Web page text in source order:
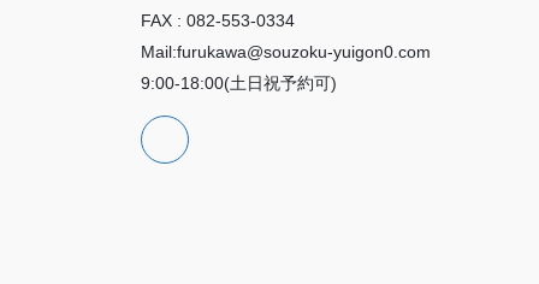
FAX : 082-553-0334
Mail:furukawa@souzoku-yuigon0.com
9:00-18:00(土日祝予約可)